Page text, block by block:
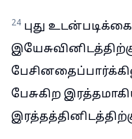
24 புது
பேசுகிற